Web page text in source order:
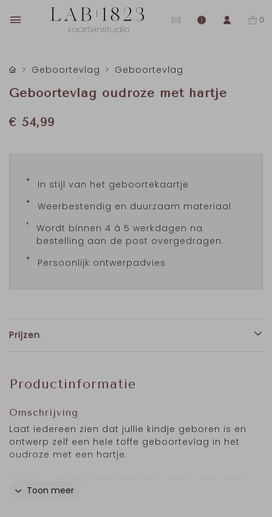
0
Geboortevlag Geboortevlag
Geboortevlag oudroze met hartje
€ 54,99
In stijl van het geboortekaartje
Weerbestendig en duurzaam materiaal
Wordt binnen 4 à 5 werkdagen na
bestelling aan de post overgedragen.
Persoonlijk ontwerpadvies
Prijzen
Productinformatie
Omschrijving
Laat iedereen zien dat jullie kindje geboren is en
ontwerp zelf een hele toffe geboortevlag in het
oudroze met een hartje.
van PVC, een dik weerbestendige stof waardoor
Toon meer